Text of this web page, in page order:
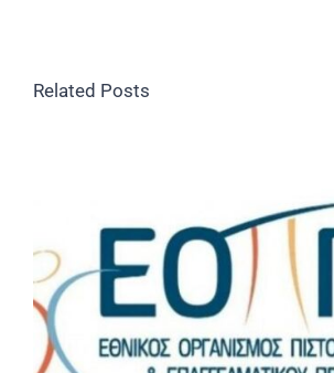
Related Posts